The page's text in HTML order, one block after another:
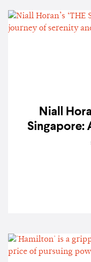
Niall
Singapore:
serenity